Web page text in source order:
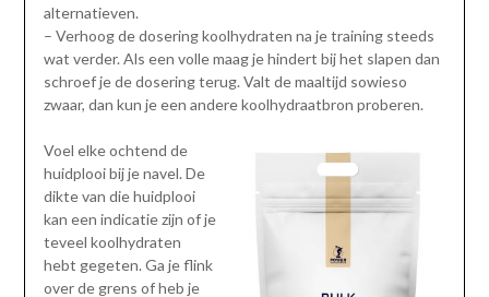
alternatieven.
– Verhoog de dosering koolhydraten na je training steeds
wat verder. Als een volle maag je hindert bij het slapen dan
schroef je de dosering terug. Valt de maaltijd sowieso
zwaar, dan kun je een andere koolhydraatbron proberen.
Voel elke ochtend de
huidplooi bij je navel. De
dikte van die huidplooi
kan een indicatie zijn of je
teveel koolhydraten
hebt gegeten. Ga je flink
over de grens of heb je